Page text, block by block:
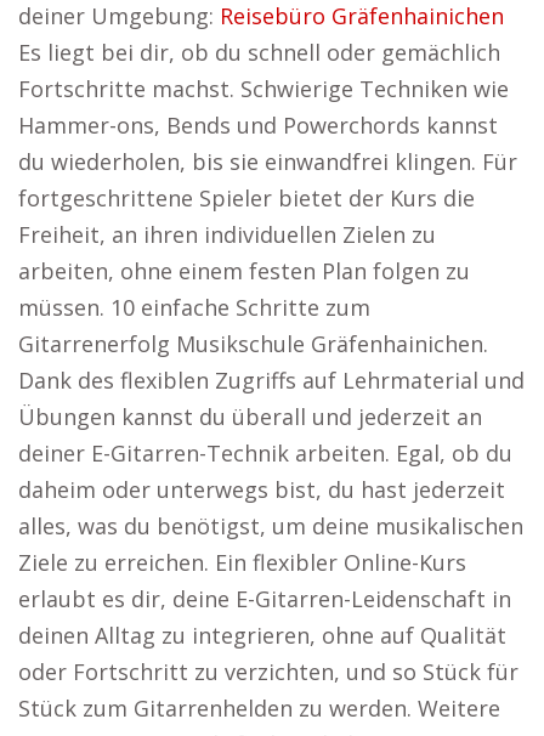
deiner Umgebung: Reisebüro Gräfenhainichen
Es liegt bei dir, ob du schnell oder gemächlich
Fortschritte machst. Schwierige Techniken wie
Hammer-ons, Bends und Powerchords kannst
du wiederholen, bis sie einwandfrei klingen. Für
fortgeschrittene Spieler bietet der Kurs die
Freiheit, an ihren individuellen Zielen zu
arbeiten, ohne einem festen Plan folgen zu
müssen. 10 einfache Schritte zum
Gitarrenerfolg Musikschule Gräfenhainichen.
Dank des flexiblen Zugriffs auf Lehrmaterial und
Übungen kannst du überall und jederzeit an
deiner E-Gitarren-Technik arbeiten. Egal, ob du
daheim oder unterwegs bist, du hast jederzeit
alles, was du benötigst, um deine musikalischen
Ziele zu erreichen. Ein flexibler Online-Kurs
erlaubt es dir, deine E-Gitarren-Leidenschaft in
deinen Alltag zu integrieren, ohne auf Qualität
oder Fortschritt zu verzichten, und so Stück für
Stück zum Gitarrenhelden zu werden. Weitere